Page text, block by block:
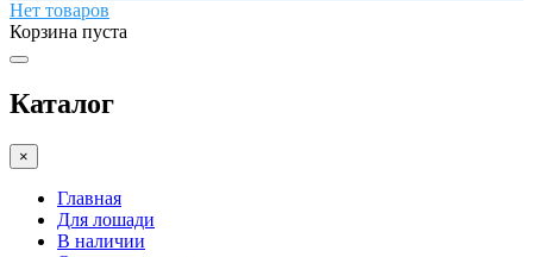
Нет товаров
Корзина пуста
Каталог
×
Главная
Для лошади
В наличии